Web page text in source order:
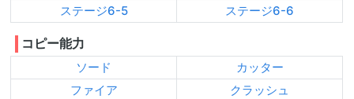
ステージ6-5
ステージ6-6
コピー能力
ソード
カッター
ファイア
クラッシュ